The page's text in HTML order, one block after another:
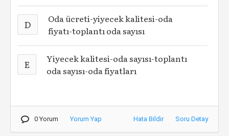
D
Oda ücreti-yiyecek kalitesi-oda
fiyatı-toplantı oda sayısı
E
Yiyecek kalitesi-oda sayısı-toplantı
oda sayısı-oda fiyatları
0 Yorum Yorum Yap Hata Bildir Soru Detay